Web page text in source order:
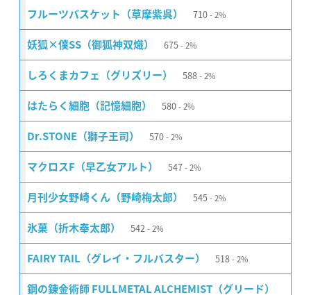
フルーツバスケット（草摩紫呉） 710 2%
妖狐×僕SS（御狐神双熾） 675 2%
しろくまカフェ（グリズリー） 588 2%
はたらく細胞（記憶細胞） 580 2%
Dr.STONE（獅子王司） 570 2%
マクロスF（早乙女アルト） 547 2%
月刊少女野崎くん（野崎梅太郎） 545 2%
氷菓（折木奉太郎） 542 2%
FAIRY TAIL（グレイ・フルバスター） 518 2%
鋼の錬金術師 FULLMETAL ALCHEMIST（グリード）